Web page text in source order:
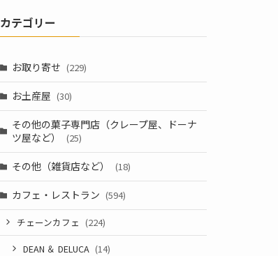
カテゴリー
お取り寄せ (229)
お土産屋 (30)
その他の菓子専門店（クレープ屋、ドーナ
ツ屋など）
(25)
その他（雑貨店など） (18)
カフェ・レストラン (594)
チェーンカフェ (224)
DEAN ＆ DELUCA (14)